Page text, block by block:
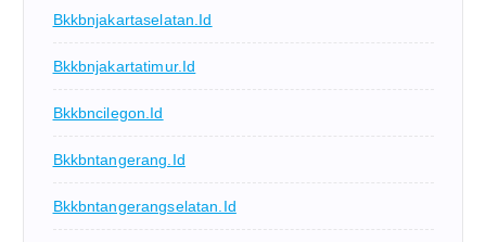
Bkkbnjakartaselatan.id
Bkkbnjakartatimur.id
Bkkbncilegon.id
Bkkbntangerang.id
Bkkbntangerangselatan.id